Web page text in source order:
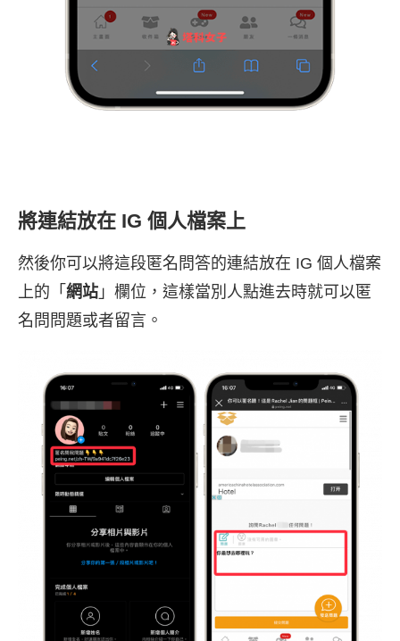
將連結放在 IG 個人檔案上
然後你可以將這段匿名問答的連結放在 IG 個人檔案
上的「 網站 」欄位，這樣當別人點進去時就可以匿
名問問題或者留言。